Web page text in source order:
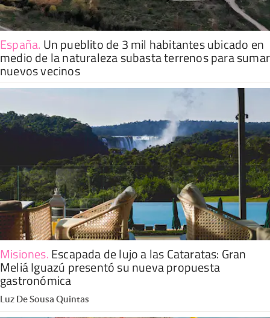
España. Un pueblito de 3 mil habitantes ubicado en
medio de la naturaleza subasta terrenos para sumar
nuevos vecinos
Misiones.Escapada de lujo a las Cataratas: Gran
Meliá Iguazú presentó su nueva propuesta
gastronómica
Luz De Sousa Quintas